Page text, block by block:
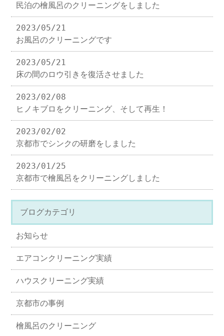
民泊の檜風呂のクリーニングをしました
2023/05/21
お風呂のクリーニングです
2023/05/21
床の間のロウ引きを復活させました
2023/02/08
ヒノキブロをクリーニング、そして再生！
2023/02/02
京都市でシンクの研磨をしました
2023/01/25
京都市で檜風呂をクリーニングしました
ブログカテゴリ
お知らせ
エアコンクリーニング実績
ハウスクリーニング実績
京都市の事例
檜風呂のクリーニング